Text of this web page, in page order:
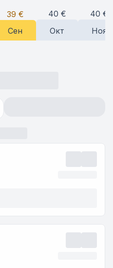
39 €
Сен
40 €
Окт
40 €
Ноя